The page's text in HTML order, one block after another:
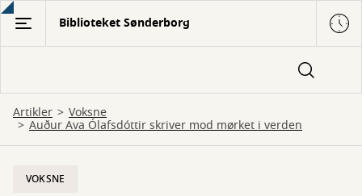
Gå
hovedindhold
Biblioteket Sønderborg
Artikler Voksne
Auður Ava Ólafsdóttir skriver mod mørket i verden
VOKSNE